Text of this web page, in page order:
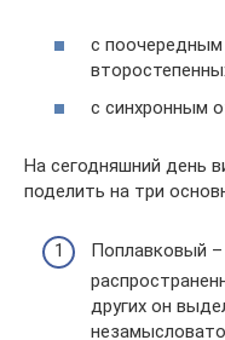
с
с синхронным
На сегодняшний день
поделить на три
Поплавковый
других он